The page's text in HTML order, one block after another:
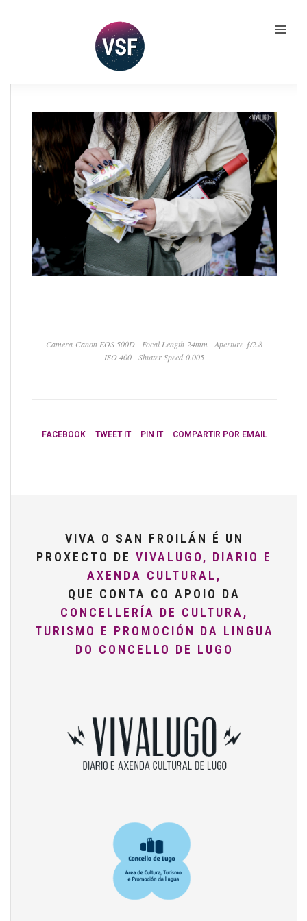
Camera Canon EOS 500D Focal Length 24mm
Aperture ƒ/2.8
ISO 400
Shutter Speed 0.005
FACEBOOK TWEET IT PIN IT COMPARTIR POR EMAIL
VIVA O SAN FROILÁN É UN
PROXECTO DE VIVALUGO, DIARIO E
AXENDA CULTURAL,
QUE CONTA CO APOIO DA
CONCELLERÍA DE CULTURA,
TURISMO E PROMOCIÓN DA LINGUA
DO CONCELLO DE LUGO